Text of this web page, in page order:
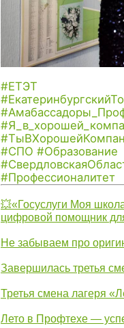
#ЕТЭТ
#СПО #Образование
#Профессионалитет
💥«Госуслуги Моя
цифровой помощник
Не забываем про
Завершилась третья
Третья смена лагеря
Лето в Профтехе —